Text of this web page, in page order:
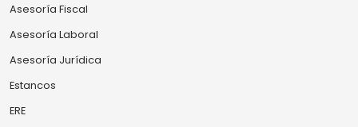
Asesoría Fiscal
Asesoría Laboral
Asesoría Jurídica
Estancos
ERE